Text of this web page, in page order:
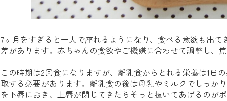
7ヶ月をすぎると一人で座れるようになり、食べる意欲も出
差があります。赤ちゃんの食欲やご機嫌に合わせて調整し、
この時期は2回食になりますが、離乳食からとれる栄養は1日
取する必要があります。離乳食の後は母乳やミルクでしっか
を下唇におき、上唇が閉じてきたらそっと抜いてあげるのがポ